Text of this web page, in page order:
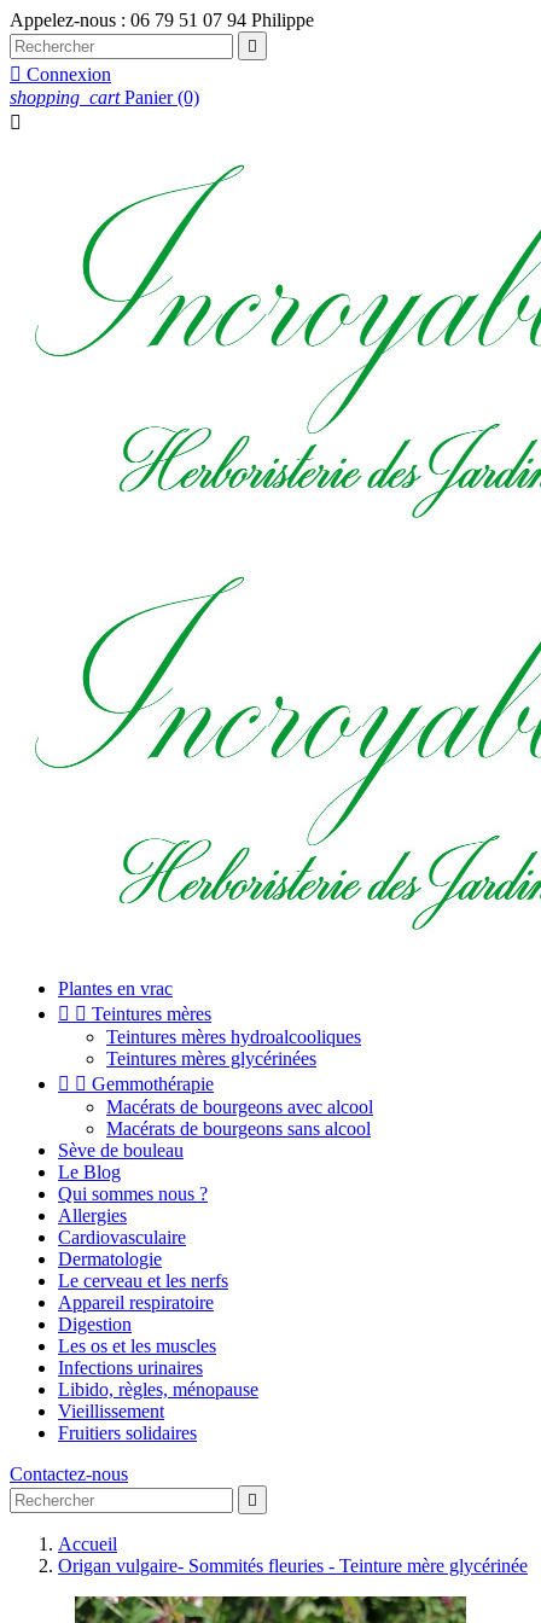
Appelez-nous : 06 79 51 07 94 Philippe

 Connexion
shopping_cart Panier (0)

Plantes en vrac
  Teintures mères
Teintures mères hydroalcooliques
Teintures mères glycérinées
  Gemmothérapie
Macérats de bourgeons avec alcool
Macérats de bourgeons sans alcool
Sève de bouleau
Le Blog
Qui sommes nous ?
Allergies
Cardiovasculaire
Dermatologie
Le cerveau et les nerfs
Appareil respiratoire
Digestion
Les os et les muscles
Infections urinaires
Libido, règles, ménopause
Vieillissement
Fruitiers solidaires
Contactez-nous

Accueil
Origan vulgaire- Sommités fleuries - Teinture mère glycérinée